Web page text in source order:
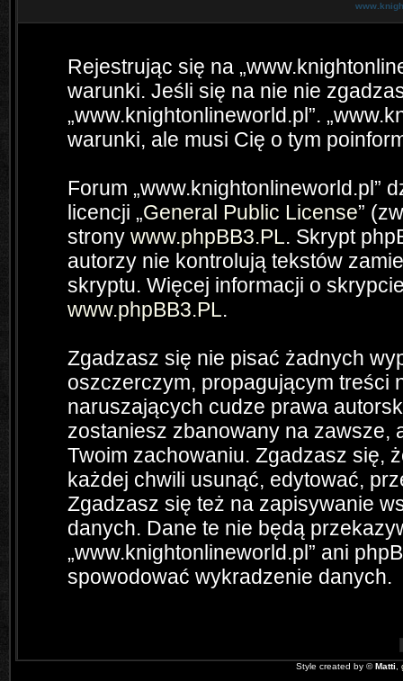
Rejestrując się na
warunki. Jeśli się na nie nie
„www.knightonlineworld.pl”.
warunki, ale musi Cię o tym
Forum „www.knightonlineworld.pl”
licencji „General Public License”
strony www.phpBB3.PL. Skrypt
autorzy nie kontrolują tekstów
skryptu. Więcej informacji o
www.phpBB3.PL.
Zgadzasz się nie pisać żadnych
oszczerczym, propagującym treści
naruszających cudze prawa
zostaniesz zbanowany na zawsze,
Twoim zachowaniu. Zgadzasz się,
każdej chwili usunąć, edytować,
Zgadzasz się też na zapisywanie
danych. Dane te nie będą
„www.knightonlineworld.pl” ani
spowodować wykradzenie danych.
Style created by ©Matti